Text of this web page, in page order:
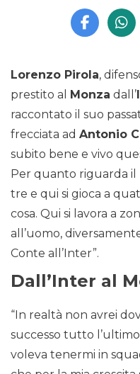
Lorenzo Pirola,
prestito al Monza dall’
raccontato il suo
frecciata ad Antonio
subito bene e vivo
Per quanto riguarda il
tre e qui si gioca a
cosa. Qui si lavora a
all’uomo,
Conte all’Inter”.
Dall’Inter al
“In realtà non avrei
successo tutto
voleva tenermi in